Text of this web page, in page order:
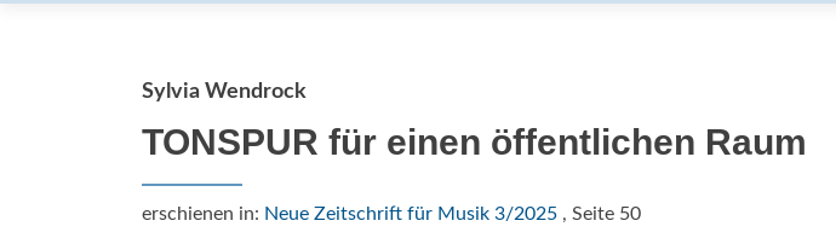
Sylvia Wendrock
TONSPUR für einen öffentlichen Raum
erschienen in: Neue Zeitschrift für Musik 3/2025 , Seite 50